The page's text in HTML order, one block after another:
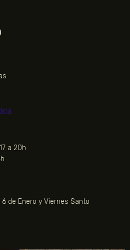
a 20h
de Enero y Viernes Santo